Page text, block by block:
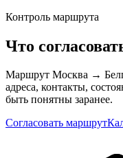
Контроль маршрута
Что
Маршрут Москва →
адреса, контакты,
быть понятны заранее.
Согласовать маршрут